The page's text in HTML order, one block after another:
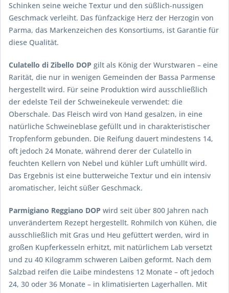
Schinken seine weiche Textur und den süßlich-nussigen
Geschmack verleiht. Das fünfzackige Herz der Herzogin von
Parma, das Markenzeichen des Konsortiums, ist Garantie für
diese Qualität.
Culatello di Zibello DOP gilt als König der Wurstwaren – eine
Rarität, die nur in wenigen Gemeinden der Bassa Parmense
hergestellt wird. Für seine Produktion wird ausschließlich
der edelste Teil der Schweinekeule verwendet: die
Oberschale. Das Fleisch wird von Hand gesalzen, in eine
natürliche Schweineblase gefüllt und in charakteristischer
Tropfenform gebunden. Die Reifung dauert mindestens 14,
oft jedoch 24 Monate, während derer der Culatello in
feuchten Kellern von Nebel und kühler Luft umhüllt wird.
Das Ergebnis ist eine butterweiche Textur und ein intensiv
aromatischer, leicht süßer Geschmack.
Parmigiano Reggiano DOP wird seit über 800 Jahren nach
unverändertem Rezept hergestellt. Rohmilch von Kühen, die
ausschließlich mit Gras und Heu gefüttert werden, wird in
großen Kupferkesseln erhitzt, mit natürlichem Lab versetzt
und zu 40 Kilogramm schweren Laiben geformt. Nach dem
Salzbad reifen die Laibe mindestens 12 Monate – oft jedoch
24, 30 oder 36 Monate – in klimatisierten Lagerhallen. Mit